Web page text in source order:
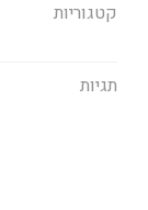
קטגוריות
תגיות